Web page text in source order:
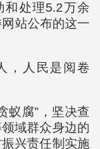
和处理5.2万余
站公布的这一
，人民是阅卷
蚁腐”，坚决查
域群众身边的
兴责任制实施